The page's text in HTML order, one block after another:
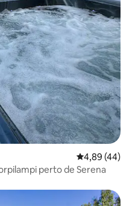
4,89 de uma
4,89 (44)
perto de Serena